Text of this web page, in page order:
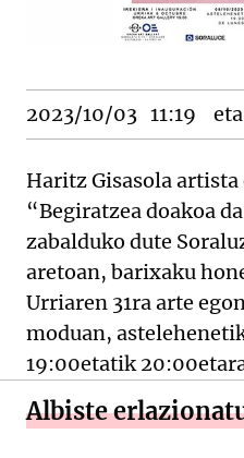
2023/10/03 11:19
Haritz Gisasola
“Begiratzea doakoa
zabalduko dute
aretoan, barixaku
Urriaren 31ra arte
moduan,
19:00etatik
Albiste